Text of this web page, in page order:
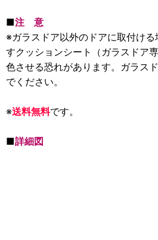
■注 意
※ガラスドア以外のドアに取付ける
すクッションシート（ガラスドア
色させる恐れがあります。ガラス
でください。
※送料無料です。
■詳細図